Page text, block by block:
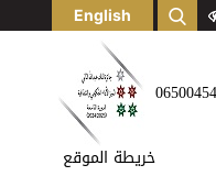
English
خريطة الموقع